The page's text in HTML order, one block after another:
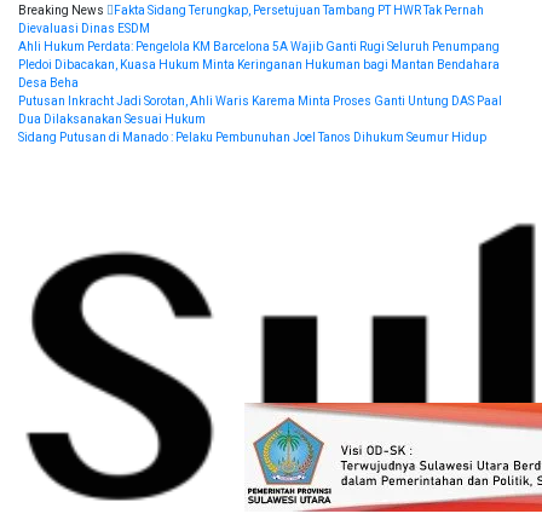
Skip
content
Breaking News
Fakta Sidang Terungkap, Persetujuan Tambang PT HWR Tak Pernah
Dievaluasi Dinas ESDM
Ahli Hukum Perdata: Pengelola KM Barcelona 5A Wajib Ganti Rugi Seluruh Penumpang
Pledoi Dibacakan, Kuasa Hukum Minta Keringanan Hukuman bagi Mantan Bendahara
Desa Beha
Putusan Inkracht Jadi Sorotan, Ahli Waris Karema Minta Proses Ganti Untung DAS Paal
Dua Dilaksanakan Sesuai Hukum
Sidang Putusan di Manado : Pelaku Pembunuhan Joel Tanos Dihukum Seumur Hidup